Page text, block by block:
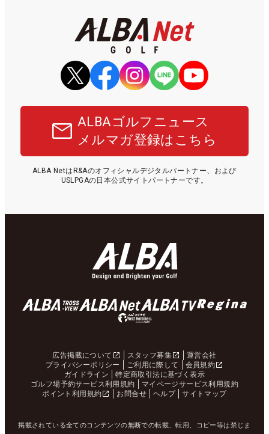
ALBAゴルフニュース
メルマガ登録はこちら
ALBA NetはR&Aのオフィシャルデジタルパートナー、および
USLPGAの日本公式サイトパートナーです。
広告掲載について スタッフ募集
運営会社
プライバシーポリシー
ご利用に際して
会員規約
ガイドライン
特定商取引法に基づく表示
ゴルフ場予約サービス利用規約
マイページサービス利用規約
ポイント利用規約
お問合せ ヘルプ サイトマップ
掲載されている全てのコンテンツの無断での転載、転用、コピー等は禁じま